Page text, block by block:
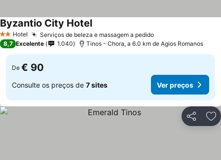
2 Estrelas
Hotel Serviços de beleza e massagem a pedido
Byzantio City Hotel
8,7 Excelente 1.040 Tinos - Chora, a 6.0 km de Agios Romanos
De € 90
Consulte os preços de 7 sites Ver preços
Partilhar